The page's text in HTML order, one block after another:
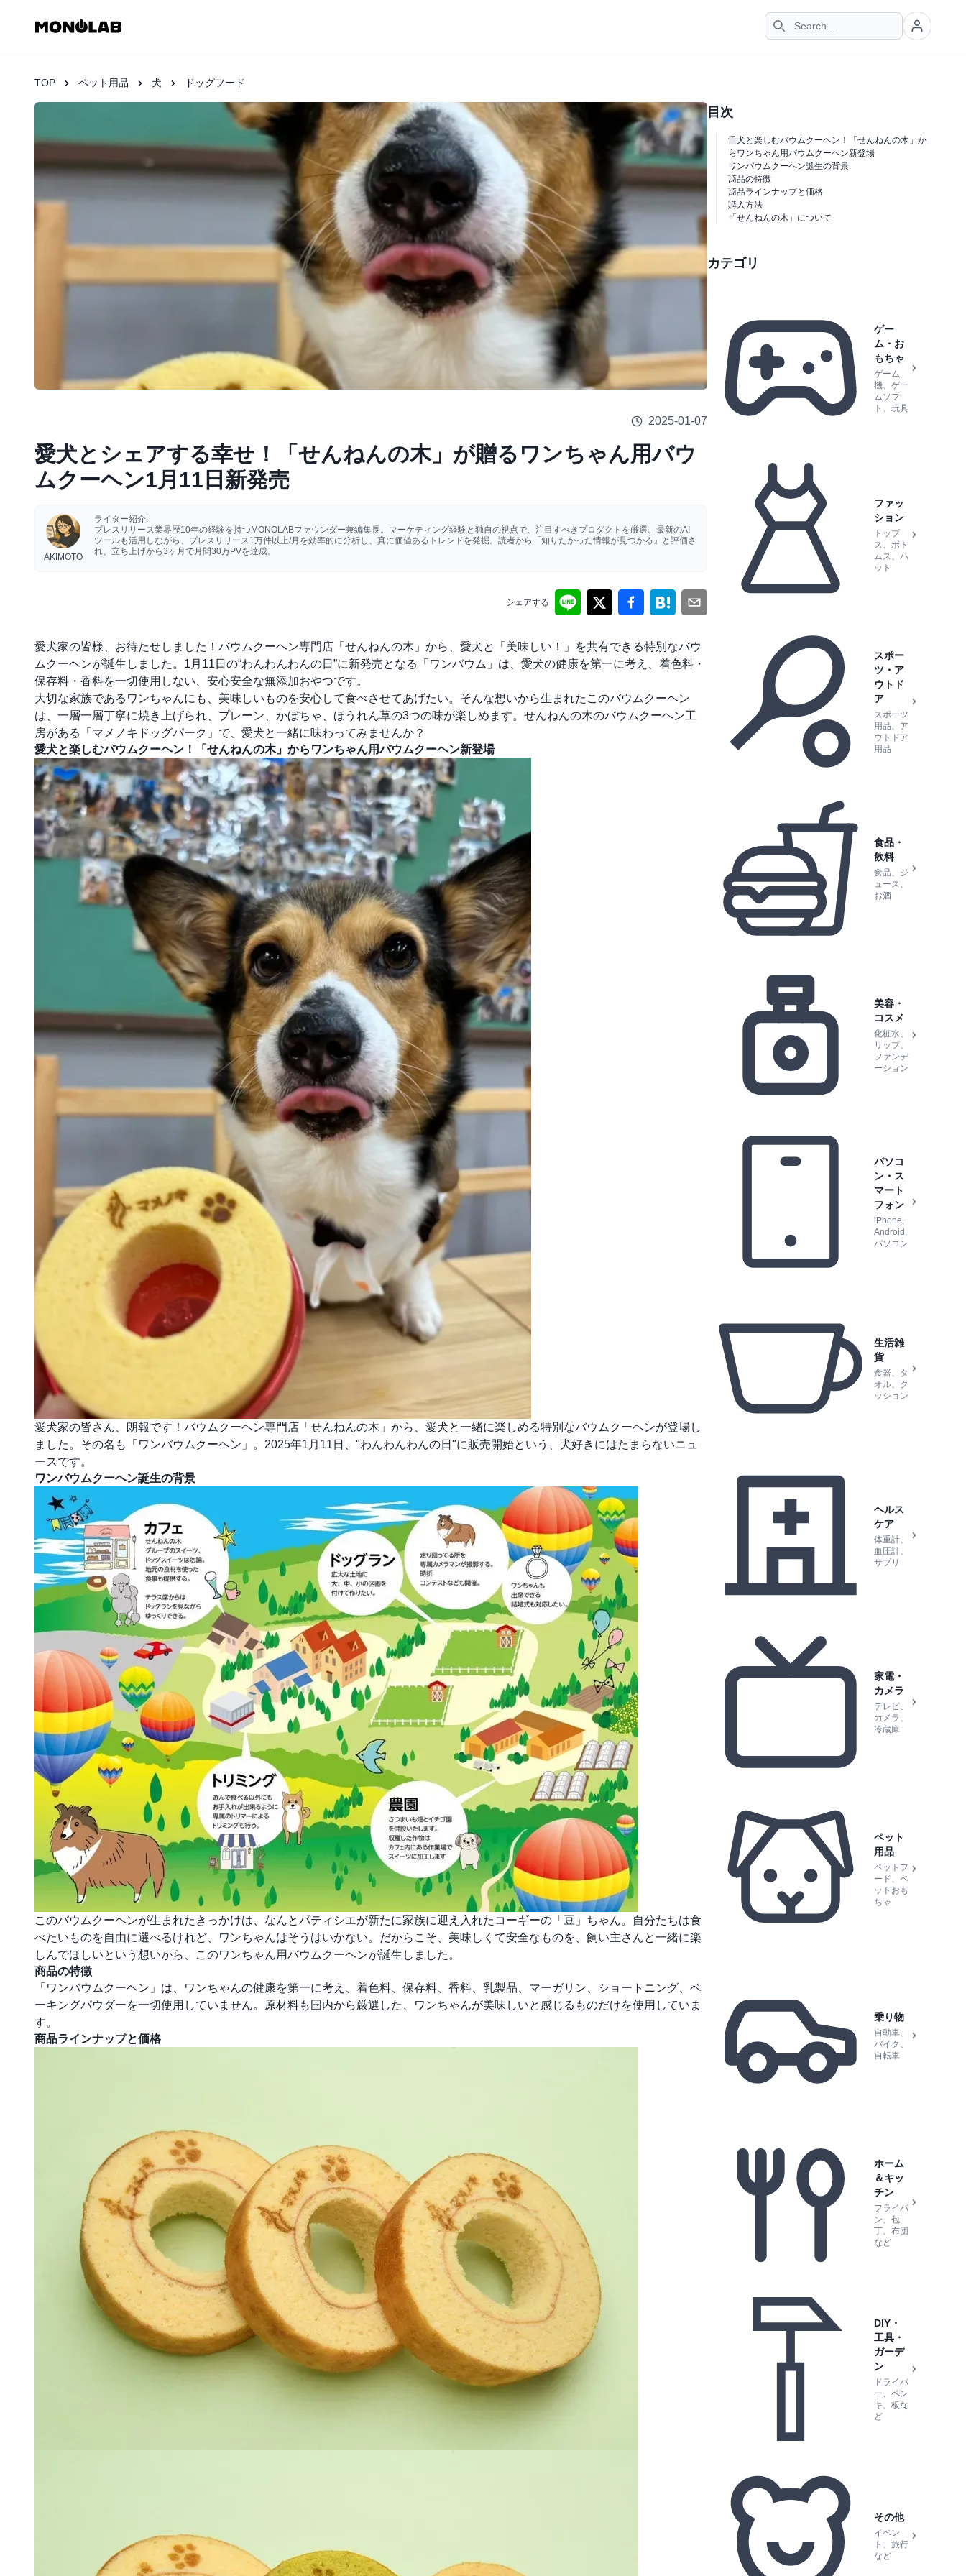
TOP ペット用品 犬 ドッグフード
2025-01-07
愛犬とシェアする幸せ！「せんねんの木」が贈るワンちゃん用バウ
ムクーヘン1月11日新発売
AKIMOTO
ライター紹介:
プレスリリース業界歴10年の経験を持つMONOLABファウンダー兼編集長。マーケティング経験と独自の視点で、注目すべきプロダクトを厳選。最新のAI
ツールも活用しながら、プレスリリース1万件以上/月を効率的に分析し、真に価値あるトレンドを発掘。読者から「知りたかった情報が見つかる」と評価さ
れ、立ち上げから3ヶ月で月間30万PVを達成。
シェアする
愛犬家の皆様、お待たせしました！バウムクーヘン専門店「せんねんの木」から、愛犬と「美味しい！」を共有できる特別なバウ
ムクーヘンが誕生しました。1月11日の“わんわんわんの日”に新発売となる「ワンバウム」は、愛犬の健康を第一に考え、着色料・
保存料・香料を一切使用しない、安心安全な無添加おやつです。
大切な家族であるワンちゃんにも、美味しいものを安心して食べさせてあげたい。そんな想いから生まれたこのバウムクーヘン
は、一層一層丁寧に焼き上げられ、プレーン、かぼちゃ、ほうれん草の3つの味が楽しめます。せんねんの木のバウムクーヘン工
房がある「マメノキドッグパーク」で、愛犬と一緒に味わってみませんか？
愛犬と楽しむバウムクーヘン！「せんねんの木」からワンちゃん用バウムクーヘン新登場
愛犬家の皆さん、朗報です！バウムクーヘン専門店「せんねんの木」から、愛犬と一緒に楽しめる特別なバウムクーヘンが登場し
ました。その名も「ワンバウムクーヘン」。2025年1月11日、"わんわんわんの日"に販売開始という、犬好きにはたまらないニュ
ースです。
ワンバウムクーヘン誕生の背景
このバウムクーヘンが生まれたきっかけは、なんとパティシエが新たに家族に迎え入れたコーギーの「豆」ちゃん。自分たちは食
べたいものを自由に選べるけれど、ワンちゃんはそうはいかない。だからこそ、美味しくて安全なものを、飼い主さんと一緒に楽
しんでほしいという想いから、このワンちゃん用バウムクーヘンが誕生しました。
商品の特徴
「ワンバウムクーヘン」は、ワンちゃんの健康を第一に考え、着色料、保存料、香料、乳製品、マーガリン、ショートニング、ベ
ーキングパウダーを一切使用していません。原材料も国内から厳選した、ワンちゃんが美味しいと感じるものだけを使用していま
す。
商品ラインナップと価格
目次
愛犬と楽しむバウムクーヘン！「せんねんの木」か
らワンちゃん用バウムクーヘン新登場
ワンバウムクーヘン誕生の背景
商品の特徴
商品ラインナップと価格
購入方法
「せんねんの木」について
カテゴリ
ゲー
ム・お
もちゃ
ゲーム
機、ゲー
ムソフ
ト、玩具
ファッ
ション
トップ
ス、ボト
ムス、ハ
ット
スポー
ツ・ア
ウトド
ア
スポーツ
用品、ア
ウトドア
用品
食品・
飲料
食品、ジ
ュース、
お酒
美容・
コスメ
化粧水、
リップ、
ファンデ
ーション
パソコ
ン・ス
マート
フォン
iPhone,
Android,
パソコン
生活雑
貨
食器、タ
オル、ク
ッション
ヘルス
ケア
体重計、
血圧計、
サプリ
家電・
カメラ
テレビ、
カメラ、
冷蔵庫
ペット
用品
ペットフ
ード、ペ
ットおも
ちゃ
乗り物
自動車、
バイク、
自転車
ホーム
＆キッ
チン
フライパ
ン、包
丁、布団
など
DIY・
工具・
ガーデ
ン
ドライバ
ー、ペン
キ、板な
ど
その他
イベン
ト、旅行
など